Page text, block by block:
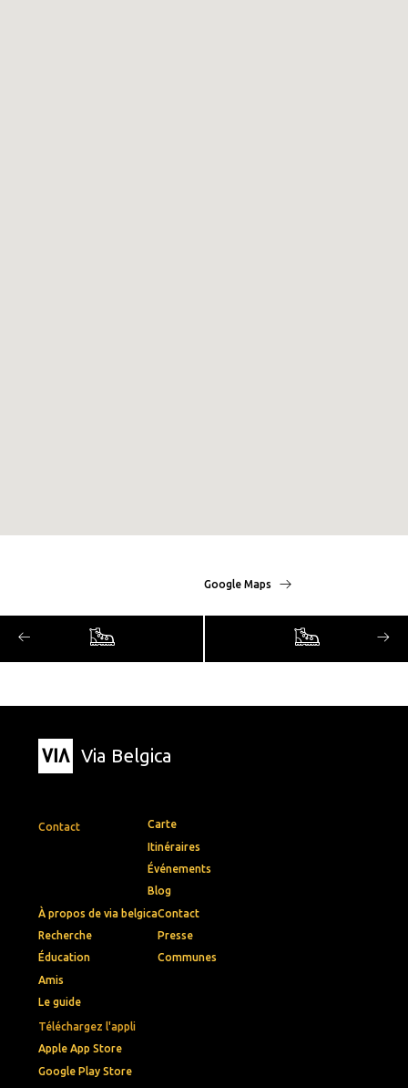
Google Maps
Via Belgica
Contact
Téléchargez l'appli
Apple App Store
Google Play Store
Carte
Itinéraires
Événements
Blog
À propos de via belgica
Recherche
Éducation
Amis
Le guide
Contact
Presse
Communes